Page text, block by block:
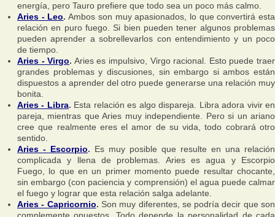
energía, pero Tauro prefiere que todo sea un poco más calmo.
Aries - Leo. Ambos son muy apasionados, lo que convertirá esta
relación en puro fuego. Si bien pueden tener algunos problemas
pueden aprender a sobrellevarlos con entendimiento y un poco
de tiempo.
Aries - Virgo. Aries es impulsivo, Virgo racional. Esto puede traer
grandes problemas y discusiones, sin embargo si ambos están
dispuestos a aprender del otro puede generarse una relación muy
bonita.
Aries - Libra. Esta relación es algo dispareja. Libra adora vivir en
pareja, mientras que Aries muy independiente. Pero si un ariano
cree que realmente eres el amor de su vida, todo cobrará otro
sentido.
Aries - Escorpio. Es muy posible que resulte en una relación
complicada y llena de problemas. Aries es agua y Escorpio
Fuego, lo que en un primer momento puede resultar chocante,
sin embargo (con paciencia y comprensión) el agua puede calmar
el fuego y lograr que esta relación salga adelante.
Aries - Capricornio. Son muy diferentes, se podría decir que son